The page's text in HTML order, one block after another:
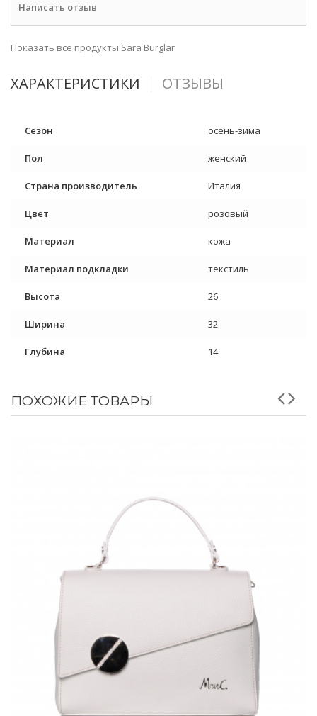
Написать отзыв
Показать все продукты Sara Burglar
ХАРАКТЕРИСТИКИ ОТЗЫВЫ
Сезон осень-зима
Пол женский
Страна производитель Италия
Цвет розовый
Материал кожа
Материал подкладки текстиль
Высота 26
Ширина 32
Глубина 14
ПОХОЖИЕ ТОВАРЫ